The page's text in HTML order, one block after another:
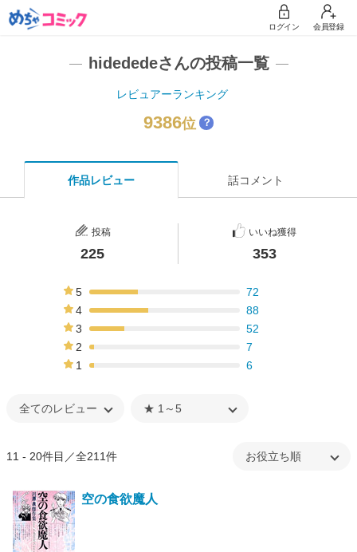
ログイン 会員登録
hidededeさんの投稿一覧
レビュアーランキング
9386位 ？
作品レビュー 話コメント
投稿
225
いいね獲得
353
5
72
4
88
3
52
2
7
1
6
11 - 20件目／全211件
空の食欲魔人